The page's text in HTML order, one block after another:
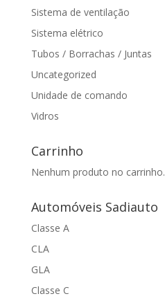
Sistema de ventilação
Sistema elétrico
Tubos / Borrachas / Juntas
Uncategorized
Unidade de comando
Vidros
Carrinho
Nenhum produto no carrinho.
Automóveis Sadiauto
Classe A
CLA
GLA
Classe C